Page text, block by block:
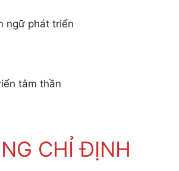
ngữ phát triển
tâm thần
CHỈ ĐỊNH